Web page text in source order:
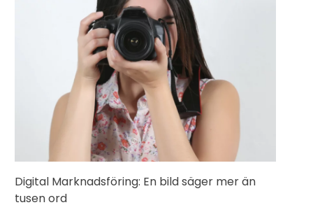
Digital Marknadsföring: En bild säger mer än
tusen ord